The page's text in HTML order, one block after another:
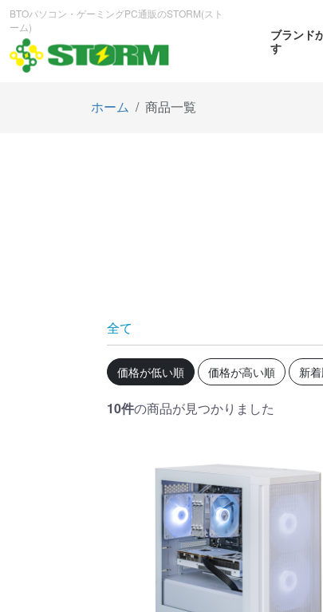
BTOパソコン・ゲーミングPC通販のSTORM(スト
ーム)
ブランド
す
初心者の方、「どのPCを選
べばいいかわからない」そ
んな方にこそ選んでほし
い、エントリーモデルで
す。
ホーム 商品一覧
全て
価格が低い順 価格が高い順 新
10件の商品が見つかりました